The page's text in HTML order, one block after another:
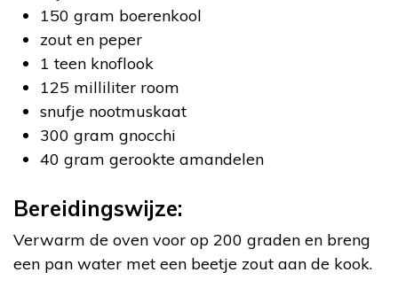
150 gram boerenkool
zout en peper
1 teen knoflook
125 milliliter room
snufje nootmuskaat
300 gram gnocchi
40 gram gerookte amandelen
Bereidingswijze:
Verwarm de oven voor op 200 graden en breng
een pan water met een beetje zout aan de kook.